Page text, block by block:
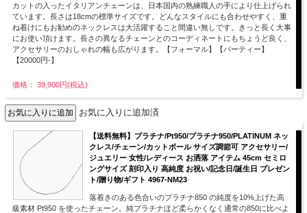
カットの入ったイタリアンチェーンは、日本国内の熟練職人の手により仕上げられ
ています。長さは18cmの標準サイズです。どんなスタイルにも合わせやすく、重
ね着けにもお勧めのネックレスは大活躍すること間違い無しです。きっと長く大事
にお使い頂けます。長さの異なるチェーンとのコーディネートにもちょうど良く、
アクセサリーのおしゃれの幅も広がります。【フォーマル】【パーティー】
【20000円-】
価格： 39,900円(税込)
お気に入りに追加済
【送料無料】プラチナ/Pt950/プラチナ950/PLATINUM ネッ
クレス/チェーン/カットボール サイズ調節可 アクセサリー/
ジュエリー 女性/レディース お洒落 アイテム 45cm セミロ
ングサイズ 刻印入り 高純度 お祝い/記念日/誕生日 プレゼン
ト/贈り物/ギフト 4967-NM23
落着きのある色合いのプラチナ850 の純度を10%上げた高
級素材 Pt950 を使ったチェーン。純プラチナほど柔らかくなく通常の850に比べよ